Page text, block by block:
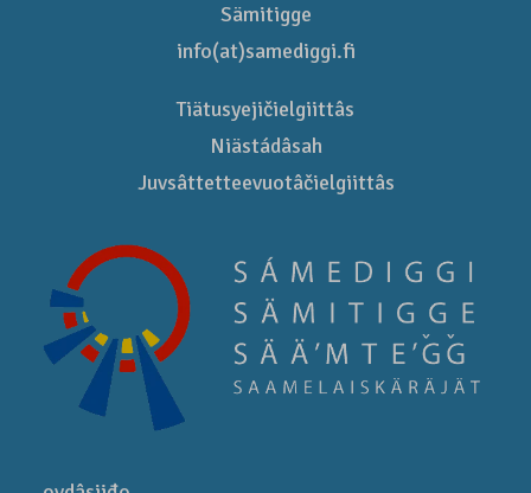
Sämitigge
info(at)samediggi.fi
Tiätusyejičielgiittâs
Niästádâsah
Juvsâttetteevuotâčielgiittâs